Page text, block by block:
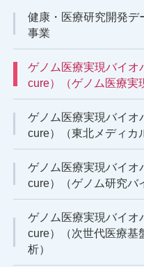
健康・医療研究開発デ
事業
ゲノム医療実現バイオ
cure）（ゲノム医療実
ゲノム医療実現バイオ
cure）（東北メディカ
ゲノム医療実現バイオ
cure）（ゲノム研究バ
ゲノム医療実現バイオ
cure）（次世代医療基
析）